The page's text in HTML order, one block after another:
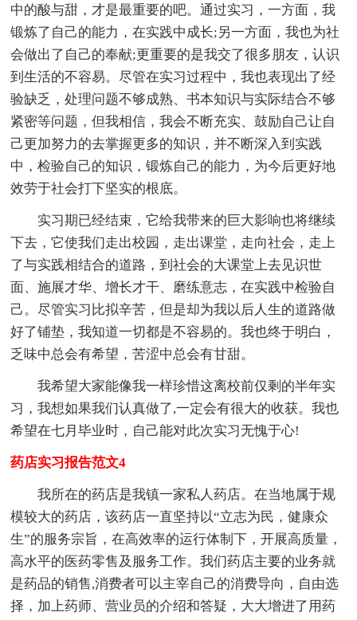
中的酸与甜，才是最重要的吧。通过实习，一方面，我
锻炼了自己的能力，在实践中成长;另一方面，我也为社
会做出了自己的奉献;更重要的是我交了很多朋友，认识
到生活的不容易。尽管在实习过程中，我也表现出了经
验缺乏，处理问题不够成熟、书本知识与实际结合不够
紧密等问题，但我相信，我会不断充实、鼓励自己让自
己更加努力的去掌握更多的知识，并不断深入到实践
中，检验自己的知识，锻炼自己的能力，为今后更好地
效劳于社会打下坚实的根底。
实习期已经结束，它给我带来的巨大影响也将继续
下去，它使我们走出校园，走出课堂，走向社会，走上
了与实践相结合的道路，到社会的大课堂上去见识世
面、施展才华、增长才干、磨练意志，在实践中检验自
己。尽管实习比拟辛苦，但是却为我以后人生的道路做
好了铺垫，我知道一切都是不容易的。我也终于明白，
乏味中总会有希望，苦涩中总会有甘甜。
我希望大家能像我一样珍惜这离校前仅剩的半年实
习，我想如果我们认真做了,一定会有很大的收获。我也
希望在七月毕业时，自己能对此次实习无愧于心!
药店实习报告范文4
我所在的药店是我镇一家私人药店。在当地属于规
模较大的药店，该药店一直坚持以“立志为民，健康众
生”的服务宗旨，在高效率的运行体制下，开展高质量，
高水平的医药零售及服务工作。我们药店主要的业务就
是药品的销售,消费者可以主宰自己的消费导向，自由选
择，加上药师、营业员的介绍和答疑，大大增进了用药